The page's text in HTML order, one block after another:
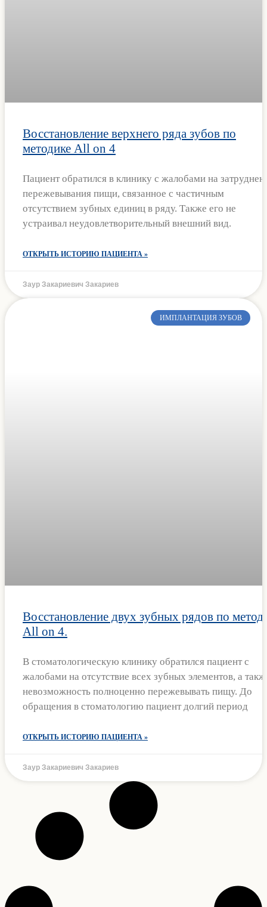
Восстановление верхнего ряда зубов по
методике All on 4
Пациент обратился в клинику с жалобами на
пережевывания пищи, связанное с частичным
отсутствием зубных единиц в ряду. Также его не
устраивал неудовлетворительный внешний вид.
ОТКРЫТЬ ИСТОРИЮ ПАЦИЕНТА »
Заур Закариевич Закариев
ИМПЛАНТАЦИЯ ЗУБОВ
Восстановление двух зубных рядов по
All on 4.
В стоматологическую клинику обратился пациент с
жалобами на отсутствие всех зубных элементов, а
невозможность полноценно пережевывать пищу. До
обращения в стоматологию пациент долгий период
ОТКРЫТЬ ИСТОРИЮ ПАЦИЕНТА »
Заур Закариевич Закариев